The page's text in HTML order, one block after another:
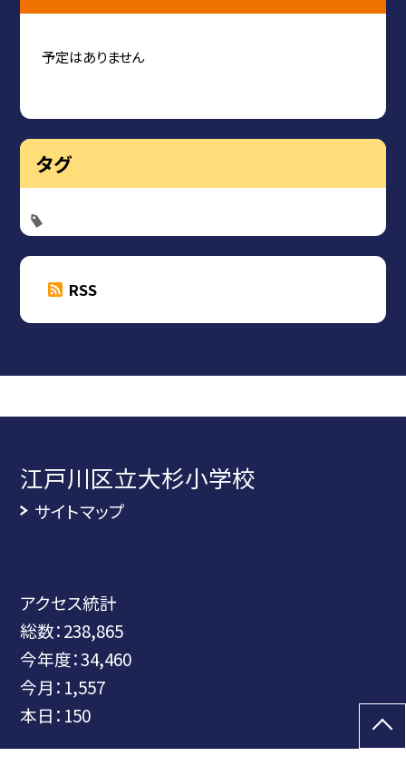
予定はありません
タグ
RSS
江戸川区立大杉小学校
サイトマップ
アクセス統計
総数：238,865
今年度：34,460
今月： 1,557
本日： 150